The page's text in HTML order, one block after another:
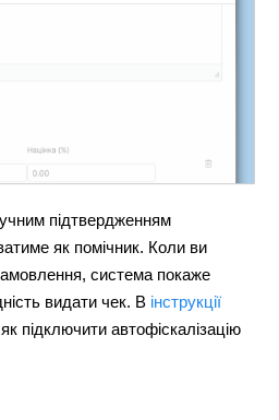
підтвердженням
як помічник. Коли ви
система покаже
видати чек. В інструкції
підключити автофіскалізацію